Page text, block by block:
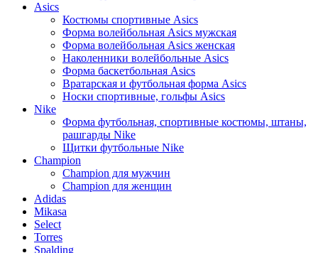
Asics
Костюмы спортивные Asics
Форма волейбольная Asics мужская
Форма волейбольная Asics женская
Наколенники волейбольные Asics
Форма баскетбольная Asics
Вратарская и футбольная форма Asics
Носки спортивные, гольфы Asics
Nike
Форма футбольная, спортивные костюмы, штаны,
рашгарды Nike
Щитки футбольные Nike
Champion
Champion для мужчин
Champion для женщин
Adidas
Mikasa
Select
Torres
Spalding